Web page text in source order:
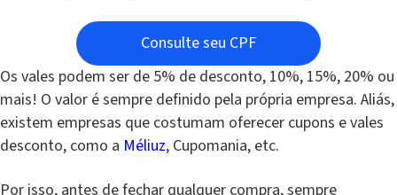
Consulte seu CPF
Os vales podem ser de 5% de desconto, 10%, 15%, 20% ou
mais! O valor é sempre definido pela própria empresa. Aliás,
existem empresas que costumam oferecer cupons e vales
desconto, como a Méliuz, Cupomania, etc.
Por isso, antes de fechar qualquer compra, sempre